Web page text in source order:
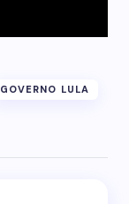
GOVERNO LULA